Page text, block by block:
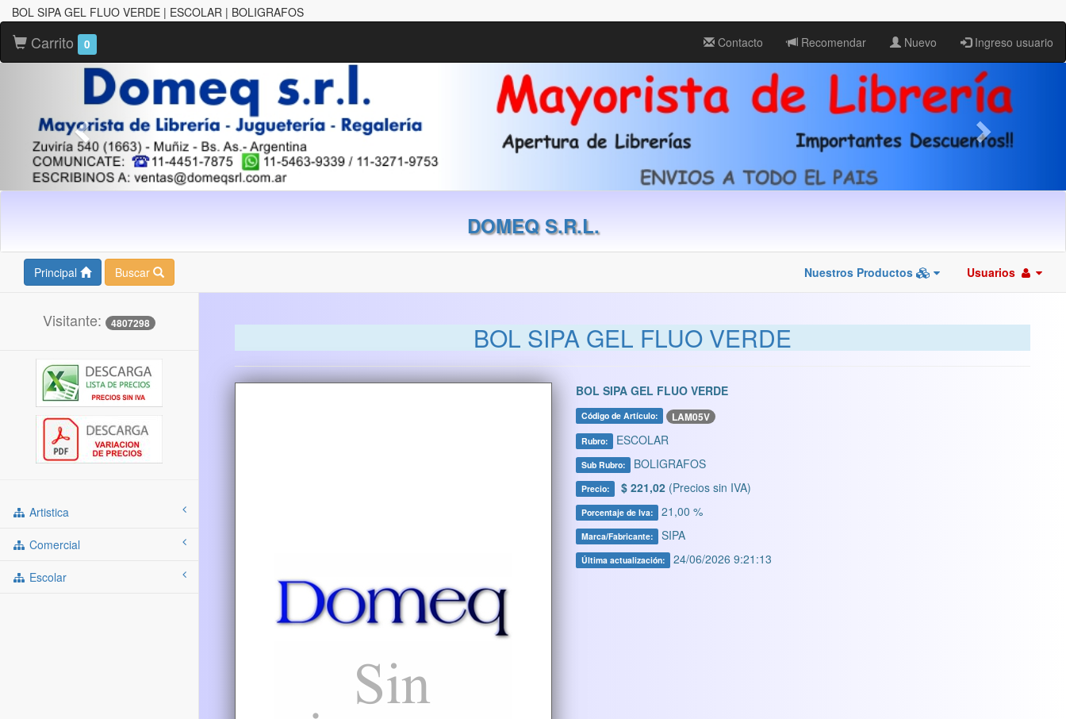
BOL SIPA GEL FLUO VERDE | ESCOLAR | BOLIGRAFOS
Carrito 0 Contacto Recomendar Nuevo Ingreso usuario
DOMEQ S.R.L.
Principal Buscar Nuestros Productos Usuarios
Visitante: 4807298
Artistica
Comercial
Escolar
BOL SIPA GEL FLUO VERDE
BOL SIPA GEL FLUO VERDE
Código de Artículo: LAM05V
Rubro: ESCOLAR
Sub Rubro: BOLIGRAFOS
Precio: $ 221,02 (Precios sin IVA)
Porcentaje de Iva: 21,00 %
Marca/Fabricante: SIPA
Última actualización: 24/06/2026 9:21:13